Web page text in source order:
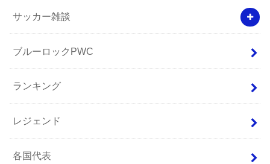
サッカー雑談
ブルーロックPWC
ランキング
レジェンド
各国代表